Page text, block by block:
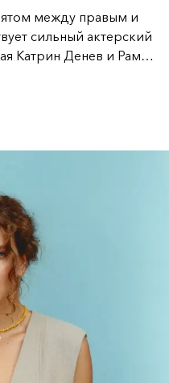
между правым и
сильный актерский
Катрин Денев и Рами
с Парижем, его